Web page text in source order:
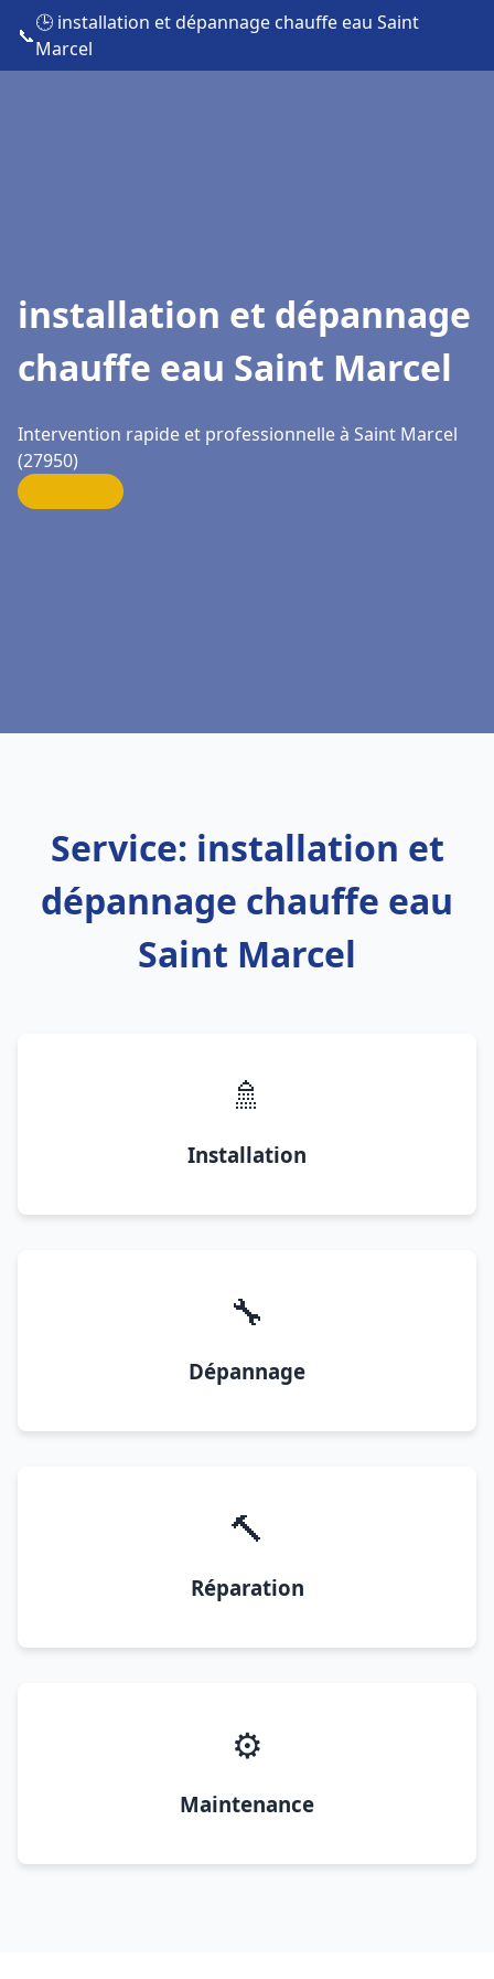
📞
🕒 installation et dépannage chauffe eau Saint
Marcel
installation et dépannage
chauffe eau Saint Marcel
Intervention rapide et professionnelle à Saint Marcel
(27950)
Service: installation et
dépannage chauffe eau
Saint Marcel
🚿
Installation
🔧
Dépannage
🔨
Réparation
⚙️
Maintenance